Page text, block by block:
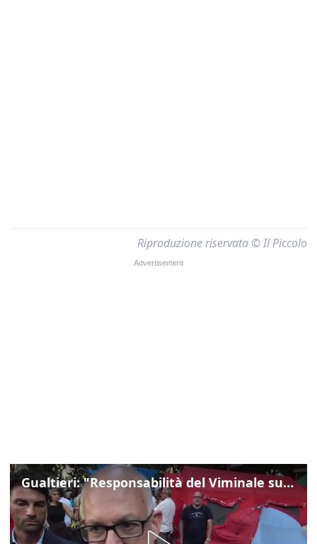
Riproduzione riservata © Il Piccolo
Gualtieri: "Responsabilità del Viminale su Spin Time? La posizione dei partiti è nota"